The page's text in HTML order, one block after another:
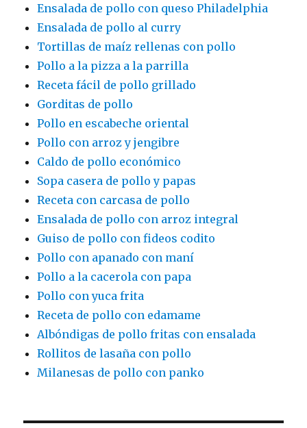
Ensalada de pollo con queso Philadelphia
Ensalada de pollo al curry
Tortillas de maíz rellenas con pollo
Pollo a la pizza a la parrilla
Receta fácil de pollo grillado
Gorditas de pollo
Pollo en escabeche oriental
Pollo con arroz y jengibre
Caldo de pollo económico
Sopa casera de pollo y papas
Receta con carcasa de pollo
Ensalada de pollo con arroz integral
Guiso de pollo con fideos codito
Pollo con apanado con maní
Pollo a la cacerola con papa
Pollo con yuca frita
Receta de pollo con edamame
Albóndigas de pollo fritas con ensalada
Rollitos de lasaña con pollo
Milanesas de pollo con panko